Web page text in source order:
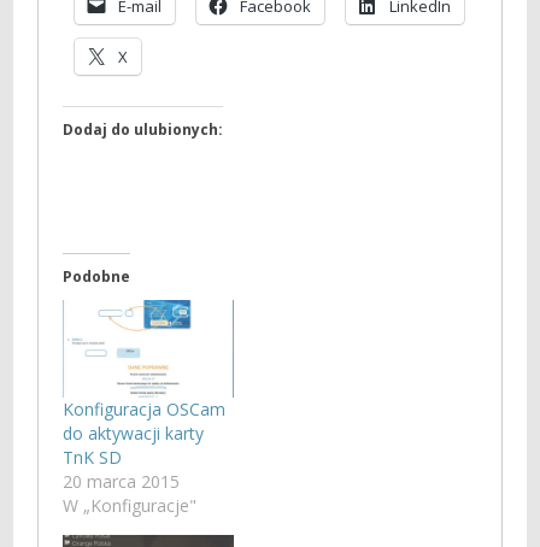
E-mail Facebook LinkedIn
X
Dodaj do ulubionych:
Podobne
Konfiguracja OSCam
do aktywacji karty
TnK SD
20 marca 2015
W „Konfiguracje"